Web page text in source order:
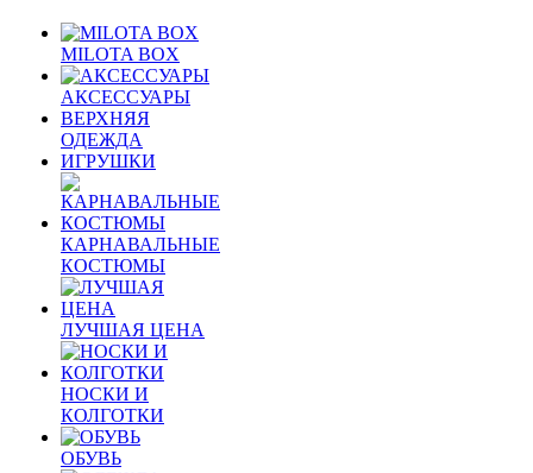
MILOTA BOX
АКСЕССУАРЫ
ВЕРХНЯЯ
ОДЕЖДА
ИГРУШКИ
КАРНАВАЛЬНЫЕ
КОСТЮМЫ
ЛУЧШАЯ ЦЕНА
НОСКИ И
КОЛГОТКИ
ОБУВЬ